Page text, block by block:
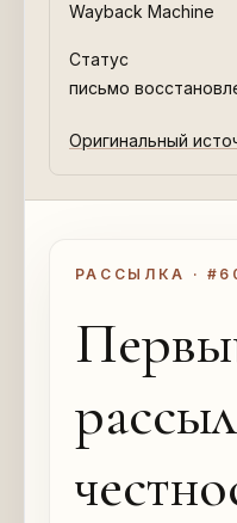
Wayback Machine
Статус
письмо
Оригинальный
РАССЫЛКА ·